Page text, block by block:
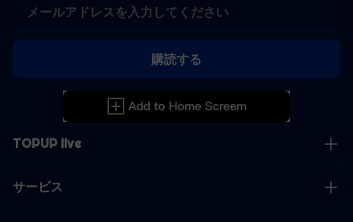
TOPUP live
サービス
購読する